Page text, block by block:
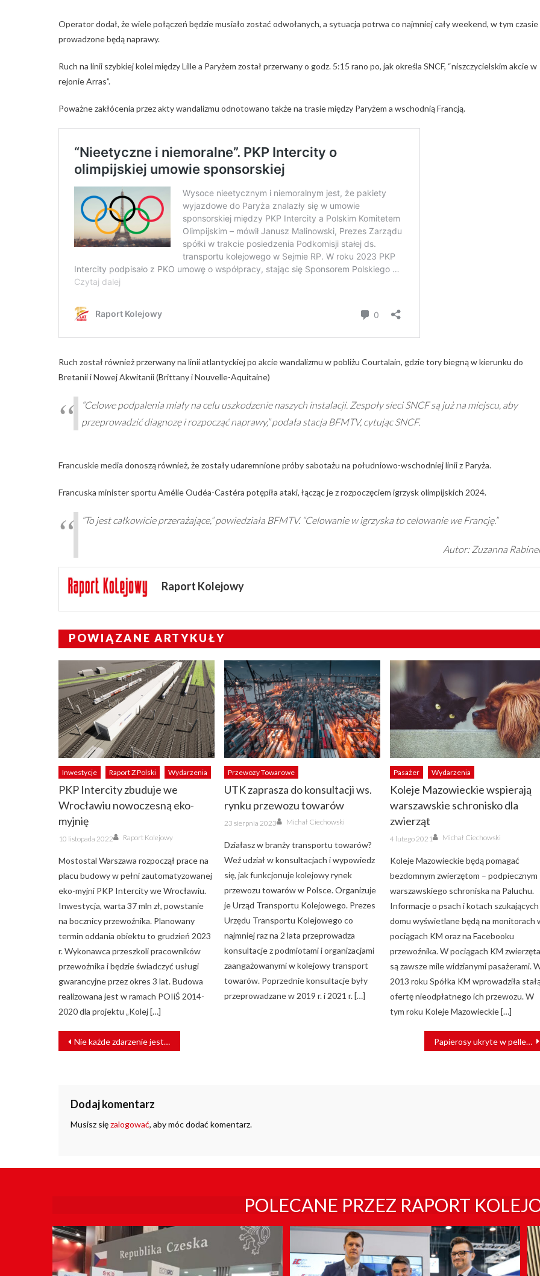
Operator dodał, że wiele połączeń będzie musiało zostać odwołanych, a sytuacja potrwa co najmniej cały weekend, w tym czasie
prowadzone będą naprawy.
Ruch na linii szybkiej kolei między Lille a Paryżem został przerwany o godz. 5:15 rano po, jak określa SNCF, “niszczycielskim akcie w
rejonie Arras”.
Poważne zakłócenia przez akty wandalizmu odnotowano także na trasie między Paryżem a wschodnią Francją.
Ruch został również przerwany na linii atlantyckiej po akcie wandalizmu w pobliżu Courtalain, gdzie tory biegną w kierunku do
Bretanii i Nowej Akwitanii (Brittany i Nouvelle-Aquitaine)
“Celowe podpalenia miały na celu uszkodzenie naszych instalacji. Zespoły sieci SNCF są już na miejscu, aby
przeprowadzić diagnozę i rozpocząć naprawy,” podała stacja BFMTV, cytując SNCF.
Francuskie media donoszą również, że zostały udaremnione próby sabotażu na południowo-wschodniej linii z Paryża.
Francuska minister sportu Amélie Oudéa-Castéra potępiła ataki, łącząc je z rozpoczęciem igrzysk olimpijskich 2024.
“To jest całkowicie przerażające,” powiedziała BFMTV. “Celowanie w igrzyska to celowanie we Francję.”
Autor: Zuzanna
Raport Kolejowy
POWIĄZANE ARTYKUŁY
Inwestycje Raport Z Polski Wydarzenia
PKP Intercity zbuduje we
Wrocławiu nowoczesną eko-
myjnię
Posted
on
10 listopada 2022 Author
Raport Kolejowy
Mostostal Warszawa rozpoczął prace na
placu budowy w pełni zautomatyzowanej
eko-myjni PKP Intercity we Wrocławiu.
Inwestycja, warta 37 mln zł, powstanie
na bocznicy przewoźnika. Planowany
termin oddania obiektu to grudzień 2023
r. Wykonawca przeszkoli pracowników
przewoźnika i będzie świadczyć usługi
gwarancyjne przez okres 3 lat. Budowa
realizowana jest w ramach POIiŚ 2014-
2020 dla projektu „Kolej […]
Przewozy Towarowe
UTK zaprasza do konsultacji ws.
rynku przewozu towarów
Posted
on
23 sierpnia 2023 Author
Michał Ciechowski
Działasz w branży transportu towarów?
Weź udział w konsultacjach i wypowiedz
się, jak funkcjonuje kolejowy rynek
przewozu towarów w Polsce. Organizuje
je Urząd Transportu Kolejowego. Prezes
Urzędu Transportu Kolejowego co
najmniej raz na 2 lata przeprowadza
konsultacje z podmiotami i organizacjami
zaangażowanymi w kolejowy transport
towarów. Poprzednie konsultacje były
przeprowadzane w 2019 r. i 2021 r. […]
Pasażer Wydarzenia
Koleje Mazowieckie wspierają
warszawskie schronisko dla
zwierząt
Posted
on
4 lutego 2021 Author
Michał Ciechowski
Koleje Mazowieckie będą pomagać
bezdomnym zwierzętom – podpiecznym
warszawskiego schroniska na Paluchu.
Informacje o psach i kotach szukających
domu wyświetlane będą na monitorach
pociągach KM oraz na Facebooku
przewoźnika. W pociągach KM
są zawsze mile widzianymi pasażerami.
2013 roku Spółka KM wprowadziła
ofertę nieodpłatnego ich przewozu. W
tym roku Koleje Mazowieckie […]
NAWIGACJA
WPISU
Nie każde zdarzenie jest atakiem cybernetycznym [KOMENTARZ] Papierosy ukryte w pellecie. Celnicy odkryli tysiące paczek
Dodaj komentarz
Musisz sięzalogować, aby móc dodać komentarz.
POLECANE PRZEZ RAPORT